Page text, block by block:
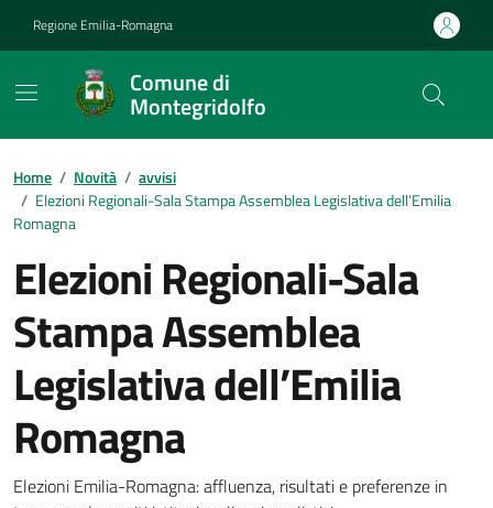
Regione Emilia-Romagna
Comune di
Montegridolfo
Contenuti in evidenza
Home / Novità / avvisi
/ Elezioni Regionali-Sala Stampa Assemblea Legislativa dell’Emilia
Romagna
Elezioni Regionali-Sala
Stampa Assemblea
Legislativa dell’Emilia
Romagna
Dettagli della notizia
Elezioni Emilia-Romagna: affluenza, risultati e preferenze in